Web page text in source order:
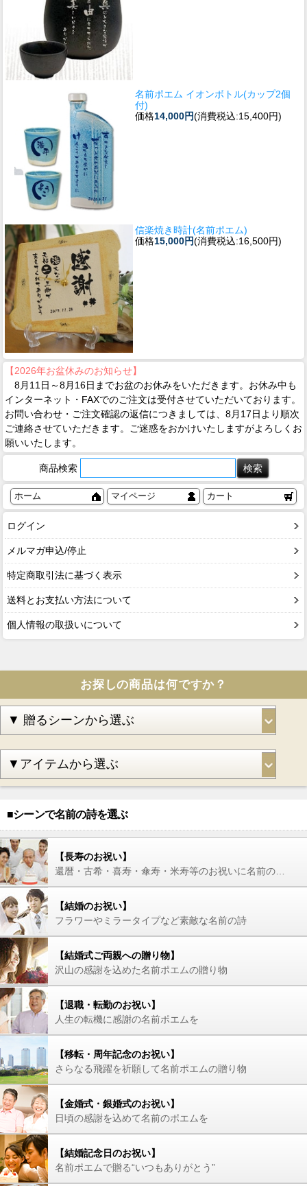
名前ポエム イオンボトル(カップ2個
付)
価格14,000円(消費税込:15,400円)
信楽焼き時計(名前ポエム)
価格15,000円(消費税込:16,500円)
【2026年お盆休みのお知らせ】
8月11日～8月16日までお盆のお休みをいただきます。お休み中も
インターネット・FAXでのご注文は受付させていただいております。
お問い合わせ・ご注文確認の返信につきましては、8月17日より順次
ご連絡させていただきます。ご迷惑をおかけいたしますがよろしくお
願いいたします。
商品検索
ホーム マイページ カート
ログイン
メルマガ申込/停止
特定商取引法に基づく表示
送料とお支払い方法について
個人情報の取扱いについて
お探しの商品は何ですか？
■シーンで名前の詩を選ぶ
【長寿のお祝い】
【結婚のお祝い】
フラワーやミラータイプなど素敵な名前の詩
【結婚式ご両親への贈り物】
沢山の感謝を込めた名前ポエムの贈り物
【退職・転勤のお祝い】
人生の転機に感謝の名前ポエムを
【移転・周年記念のお祝い】
さらなる飛躍を祈願して名前ポエムの贈り物
【金婚式・銀婚式のお祝い】
日頃の感謝を込めて名前のポエムを
【結婚記念日のお祝い】
名前ポエムで贈る“いつもありがとう”